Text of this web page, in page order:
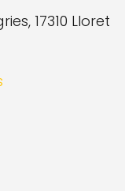
17310 Lloret